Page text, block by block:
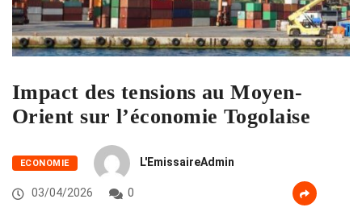
Impact des tensions au Moyen-
Orient sur l’économie Togolaise
ECONOMIE L'EmissaireAdmin
03/04/2026 0